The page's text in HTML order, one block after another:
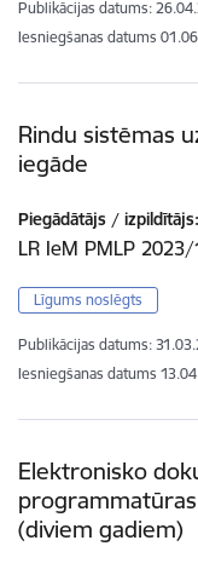
Publikācijas datums:
Iesniegšanas datums
Rindu sistēmas
iegāde
Piegādātājs / izpildītājs:
LR IeM PMLP 2023/
Līgums noslēgts
Publikācijas datums:
Iesniegšanas datums
Elektronisko
(diviem gadiem)